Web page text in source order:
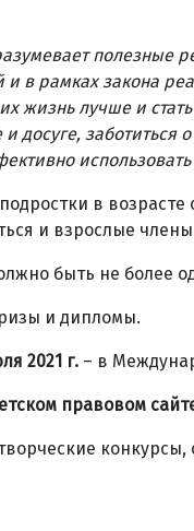
в рамках закона
их жизнь лучше и
досуге, заботиться
в
и взрослые
быть не более
и дипломы.
2021 г. – в
правовом